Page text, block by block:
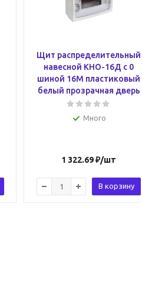
Щит распределительный
навесной КНО-16Д с 0
шиной 16М пластиковый
белый прозрачная дверь
Много
1 322.69₽/шт
В корзину